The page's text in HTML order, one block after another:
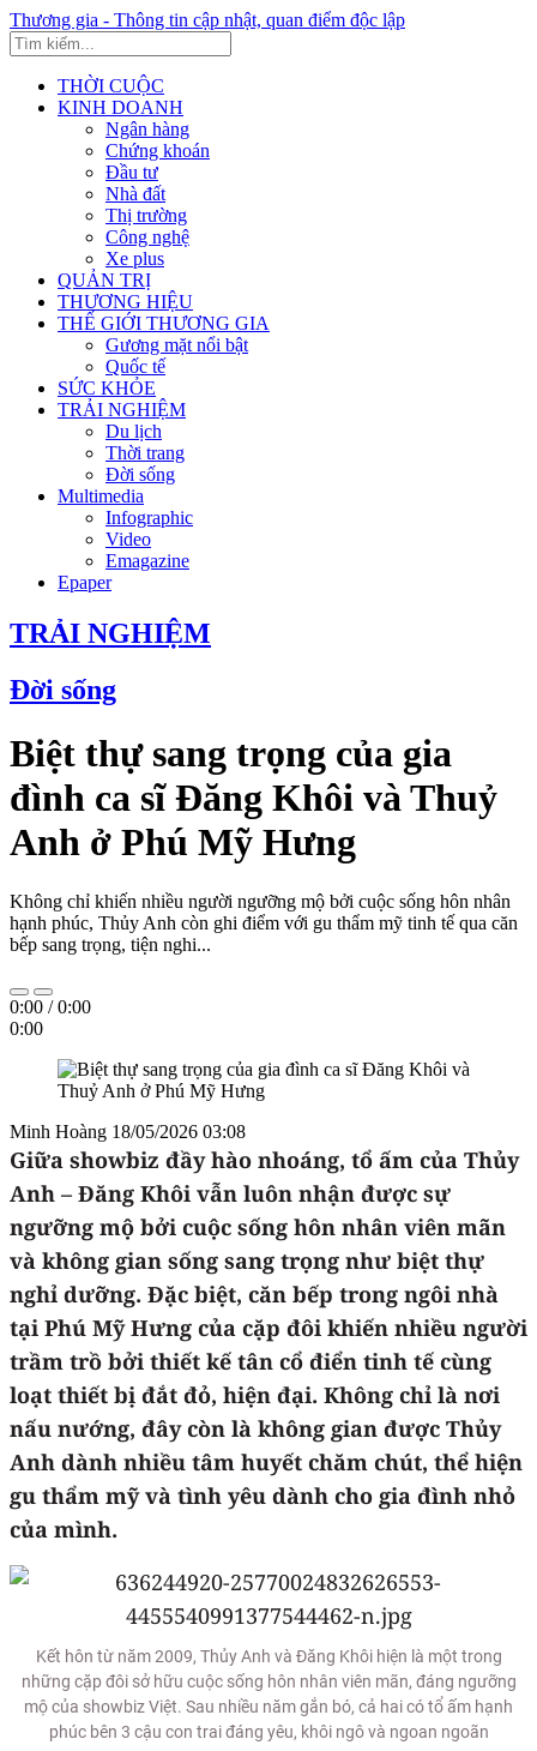
Thương gia - Thông tin cập nhật, quan điểm độc lập
THỜI CUỘC
KINH DOANH
Ngân hàng
Chứng khoán
Đầu tư
Nhà đất
Thị trường
Công nghệ
Xe plus
QUẢN TRỊ
THƯƠNG HIỆU
THẾ GIỚI THƯƠNG GIA
Gương mặt nổi bật
Quốc tế
SỨC KHỎE
TRẢI NGHIỆM
Du lịch
Thời trang
Đời sống
Multimedia
Infographic
Video
Emagazine
Epaper
TRẢI NGHIỆM
Đời sống
Biệt thự sang trọng của gia
đình ca sĩ Đăng Khôi và Thuỷ
Anh ở Phú Mỹ Hưng
Không chỉ khiến nhiều người ngưỡng mộ bởi cuộc sống hôn nhân
hạnh phúc, Thủy Anh còn ghi điểm với gu thẩm mỹ tinh tế qua căn
bếp sang trọng, tiện nghi...
0:00 /0:00
0:00
Minh Hoàng 18/05/2026 03:08
Giữa showbiz đầy hào nhoáng, tổ ấm của Thủy
Anh – Đăng Khôi vẫn luôn nhận được sự
ngưỡng mộ bởi cuộc sống hôn nhân viên mãn
và không gian sống sang trọng như biệt thự
nghỉ dưỡng. Đặc biệt, căn bếp trong ngôi nhà
tại Phú Mỹ Hưng của cặp đôi khiến nhiều người
trầm trồ bởi thiết kế tân cổ điển tinh tế cùng
loạt thiết bị đắt đỏ, hiện đại. Không chỉ là nơi
nấu nướng, đây còn là không gian được Thủy
Anh dành nhiều tâm huyết chăm chút, thể hiện
gu thẩm mỹ và tình yêu dành cho gia đình nhỏ
của mình.
Kết hôn từ năm 2009, Thủy Anh và Đăng Khôi hiện là một trong
những cặp đôi sở hữu cuộc sống hôn nhân viên mãn, đáng ngưỡng
mộ của showbiz Việt. Sau nhiều năm gắn bó, cả hai có tổ ấm hạnh
phúc bên 3 cậu con trai đáng yêu, khôi ngô và ngoan ngoãn